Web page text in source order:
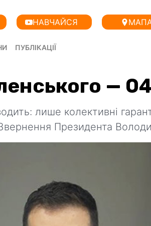
НАВЧАЙСЯ
ПУБЛІКАЦІЇ
—
лише колективні
Президента